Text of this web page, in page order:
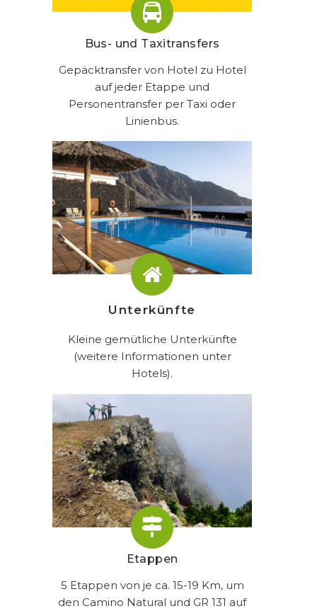
Bus- und Taxitransfers
Gepäcktransfer von Hotel zu Hotel
auf jeder Etappe und
Personentransfer per Taxi oder
Linienbus.
Unterkünfte
Kleine gemütliche Unterkünfte
(weitere Informationen unter
Hotels).
Etappen
5 Etappen von je ca. 15-19 Km, um
den Camino Natural und GR 131 auf